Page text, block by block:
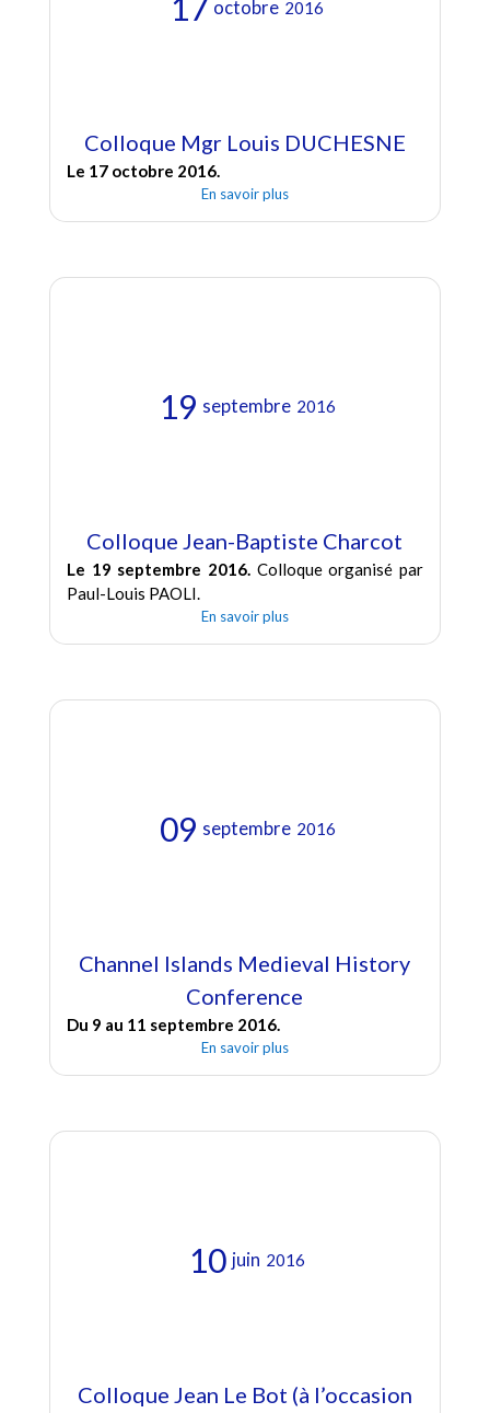
octobre 2016
Colloque Mgr Louis DUCHESNE
Le 17 octobre 2016.
En savoir plus
19 septembre 2016
Colloque Jean-Baptiste Charcot
Le 19 septembre 2016. Colloque organisé par
Paul-Louis PAOLI.
En savoir plus
09 septembre 2016
Channel Islands Medieval History
Conference
Du 9 au 11 septembre 2016.
En savoir plus
10 juin 2016
Colloque Jean Le Bot (à l’occasion